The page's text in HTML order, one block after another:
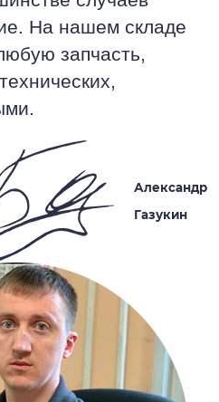
На нашем складе
запчасть,
Александр
Газукин